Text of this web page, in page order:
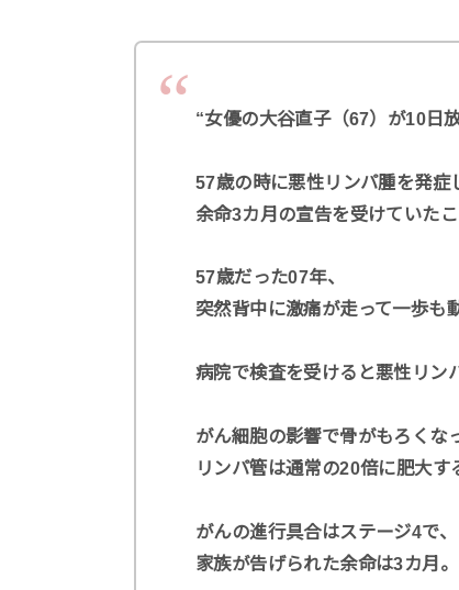
“女優の大谷直子（67）が10日
57歳の時に悪性リンパ腫を発症
余命3カ月の宣告を受けていたこ
57歳だった07年、
突然背中に激痛が走って一歩も
病院で検査を受けると悪性リン
がん細胞の影響で骨がもろくな
リンパ管は通常の20倍に肥大す
がんの進行具合はステージ4で、
家族が告げられた余命は3カ月。